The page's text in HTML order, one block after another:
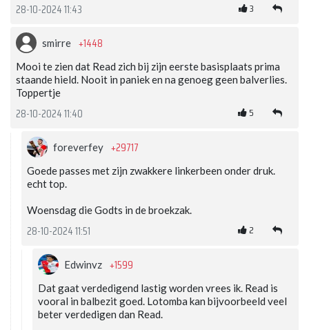
28-10-2024 11:43 3
smirre +1448
Mooi te zien dat Read zich bij zijn eerste basisplaats prima
staande hield. Nooit in paniek en na genoeg geen balverlies.
Toppertje
28-10-2024 11:40 5
foreverfey +29717
Goede passes met zijn zwakkere linkerbeen onder druk.
echt top.
Woensdag die Godts in de broekzak.
28-10-2024 11:51 2
Edwinvz +1599
Dat gaat verdedigend lastig worden vrees ik. Read is
vooral in balbezit goed. Lotomba kan bijvoorbeeld veel
beter verdedigen dan Read.